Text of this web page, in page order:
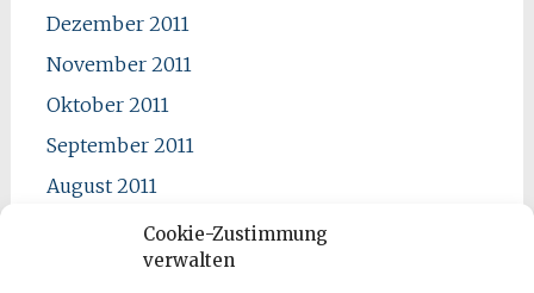
Cookie-Zustimmung
verwalten
Dezember 2011
November 2011
Oktober 2011
September 2011
August 2011